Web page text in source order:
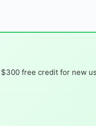
$300 free credit for new